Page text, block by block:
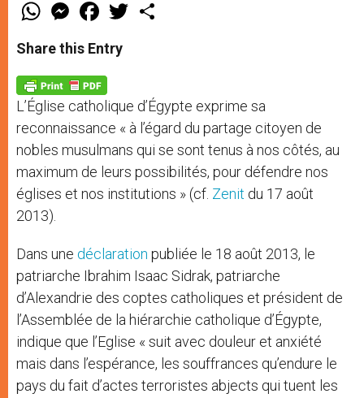
W
t
s
p
p
M
e
s
e
g
e
r
F
a
e
b
o
k
w
Share this Entry
L’Église catholique d’Égypte exprime sa
reconnaissance « à l’égard du partage citoyen de
nobles musulmans qui se sont tenus à nos côtés, au
maximum de leurs possibilités, pour défendre nos
églises et nos institutions » (cf. Zenit du 17 août
2013).
Dans une déclaration publiée le 18 août 2013, le
patriarche Ibrahim Isaac Sidrak, patriarche
d’Alexandrie des coptes catholiques et président de
l’Assemblée de la hiérarchie catholique d’Égypte,
indique que l’Eglise « suit avec douleur et anxiété
mais dans l’espérance, les souffrances qu’endure le
pays du fait d’actes terroristes abjects qui tuent les